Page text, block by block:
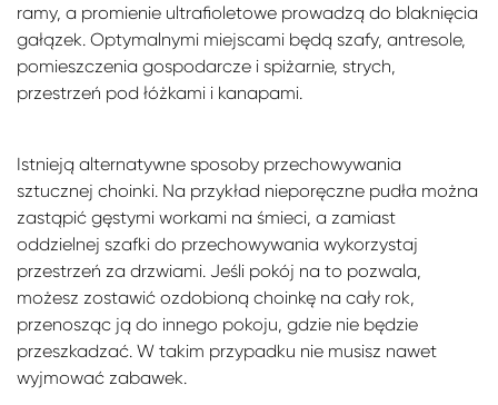
ramy, a promienie ultrafioletowe prowadzą do blaknięcia
gałązek. Optymalnymi miejscami będą szafy, antresole,
pomieszczenia gospodarcze i spiżarnie, strych,
przestrzeń pod łóżkami i kanapami.
Istnieją alternatywne sposoby przechowywania
sztucznej choinki. Na przykład nieporęczne pudła można
zastąpić gęstymi workami na śmieci, a zamiast
oddzielnej szafki do przechowywania wykorzystaj
przestrzeń za drzwiami. Jeśli pokój na to pozwala,
możesz zostawić ozdobioną choinkę na cały rok,
przenosząc ją do innego pokoju, gdzie nie będzie
przeszkadzać. W takim przypadku nie musisz nawet
wyjmować zabawek.